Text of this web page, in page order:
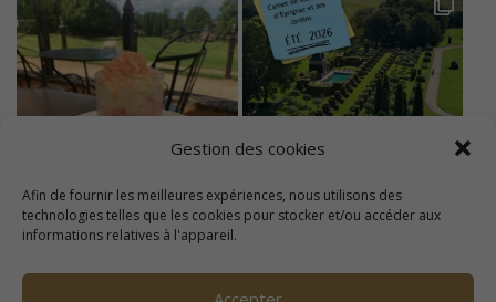
Gestion des cookies
Afin de fournir les meilleures expériences, nous utilisons des
technologies telles que les cookies pour stocker et/ou accéder aux
informations relatives à l'appareil.